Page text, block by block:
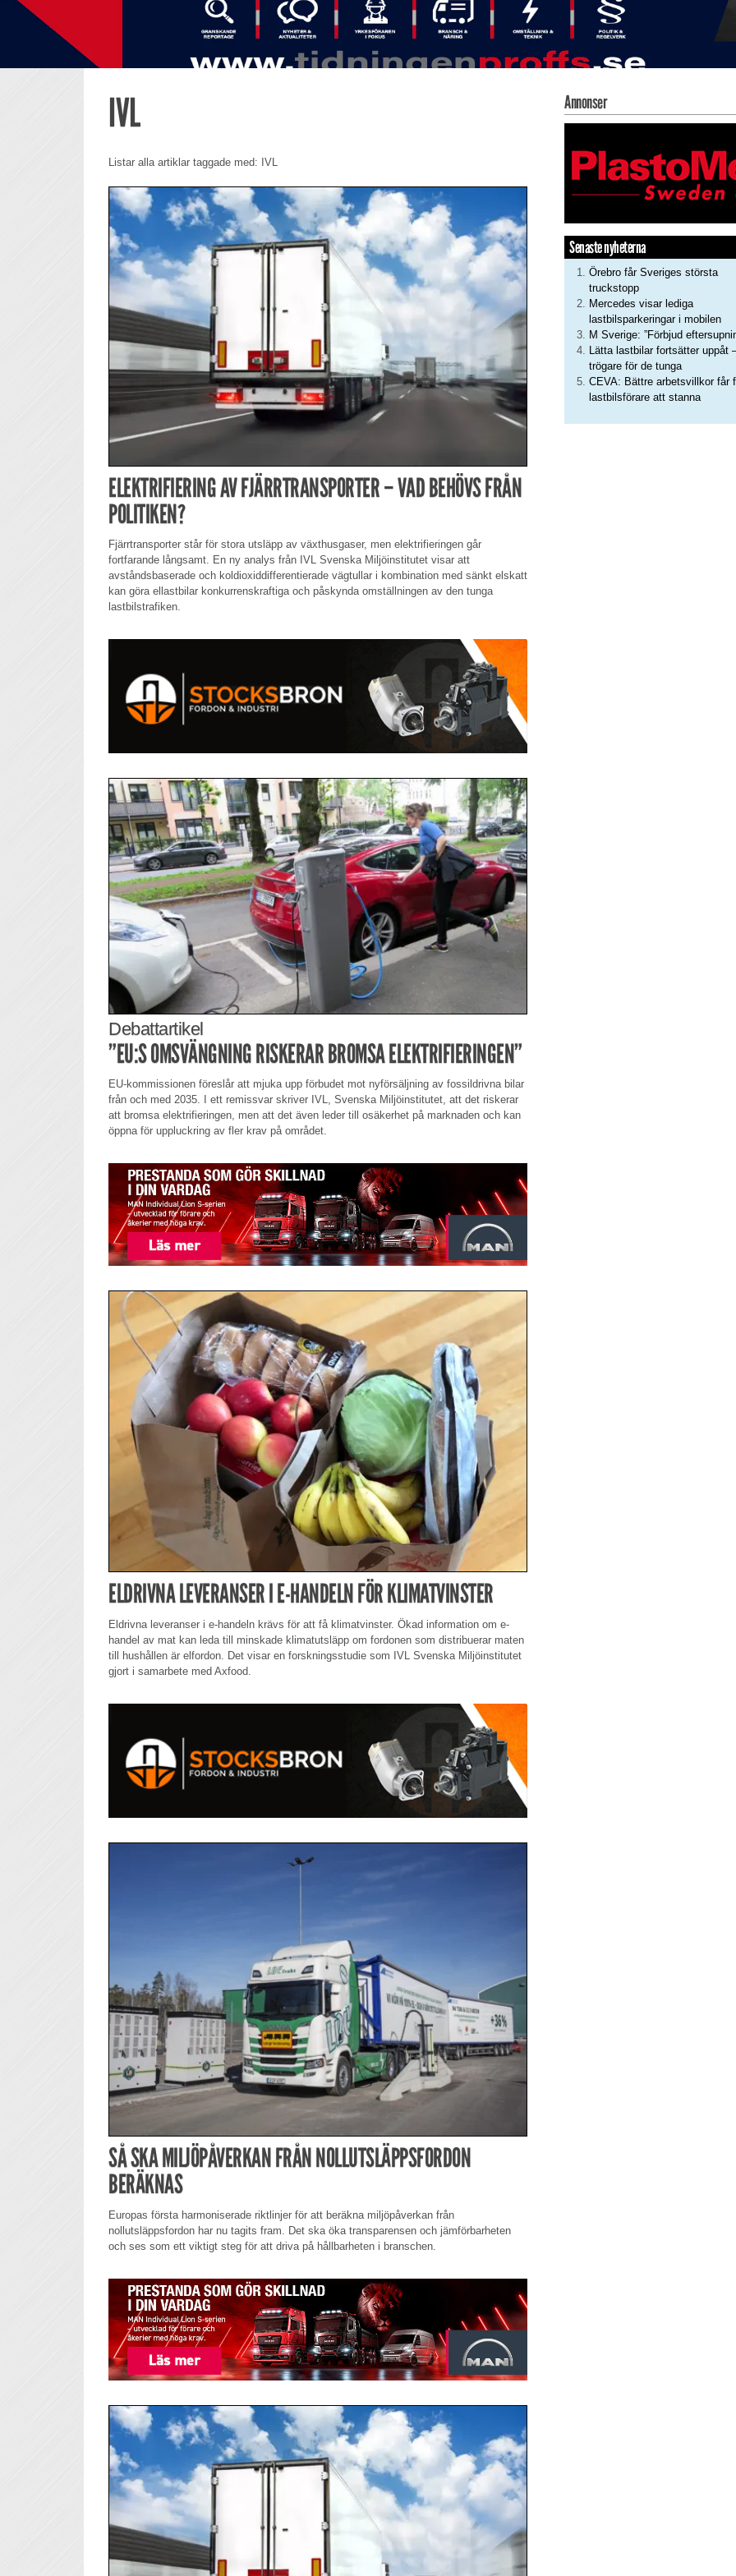
IVL
Listar alla artiklar taggade med: IVL
ELEKTRIFIERING AV FJÄRRTRANSPORTER – VAD BEHÖVS FRÅN
POLITIKEN?
Fjärrtransporter står för stora utsläpp av växthusgaser, men elektrifieringen går
fortfarande långsamt. En ny analys från IVL Svenska Miljöinstitutet visar att
avståndsbaserade och koldioxiddifferentierade vägtullar i kombination med sänkt elskatt
kan göra ellastbilar konkurrenskraftiga och påskynda omställningen av den tunga
lastbilstrafiken.
Debattartikel
”EU:S OMSVÄNGNING RISKERAR BROMSA ELEKTRIFIERINGEN”
EU-kommissionen föreslår att mjuka upp förbudet mot nyförsäljning av fossildrivna bilar
från och med 2035. I ett remissvar skriver IVL, Svenska Miljöinstitutet, att det riskerar
att bromsa elektrifieringen, men att det även leder till osäkerhet på marknaden och kan
öppna för uppluckring av fler krav på området.
ELDRIVNA LEVERANSER I E-HANDELN FÖR KLIMATVINSTER
Eldrivna leveranser i e-handeln krävs för att få klimatvinster. Ökad information om e-
handel av mat kan leda till minskade klimatutsläpp om fordonen som distribuerar maten
till hushållen är elfordon. Det visar en forskningsstudie som IVL Svenska Miljöinstitutet
gjort i samarbete med Axfood.
SÅ SKA MILJÖPÅVERKAN FRÅN NOLLUTSLÄPPSFORDON
BERÄKNAS
Europas första harmoniserade riktlinjer för att beräkna miljöpåverkan från
nollutsläppsfordon har nu tagits fram. Det ska öka transparensen och jämförbarheten
och ses som ett viktigt steg för att driva på hållbarheten i branschen.
Annonser
Senaste nyheterna
Örebro får Sveriges största
truckstopp
Mercedes visar lediga
lastbilsparkeringar i mobilen
M Sverige: ”Förbjud
Lätta lastbilar fortsätter uppåt
trögare för de tunga
CEVA: Bättre arbetsvillkor får
lastbilsförare att stanna